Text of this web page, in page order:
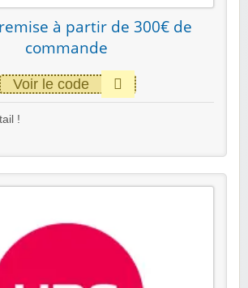
à partir de 300€ de
commande
Voir le code
!